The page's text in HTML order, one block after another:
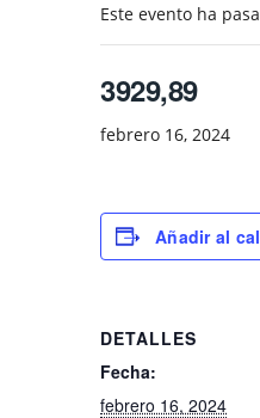
Este evento ha
3929,89
febrero 16, 2024
Añadir al
DETALLES
Fecha:
febrero 16, 2024